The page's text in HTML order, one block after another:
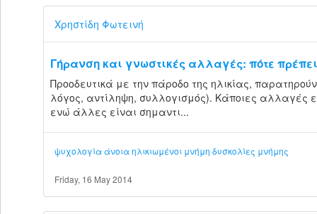
Χρηστίδη Φωτεινή
Γήρανση και γνωστικές αλλαγές: πότε
Προοδευτικά με την πάροδο της ηλικίας,
λόγος, αντίληψη, συλλογισμός). Κάποιες αλλαγές
ενώ άλλες είναι σημαντι...
ψυχολογίαάνοιαηλικιωμένοι μνήμη δυσκολίες μνήμης
Friday, 16 May 2014